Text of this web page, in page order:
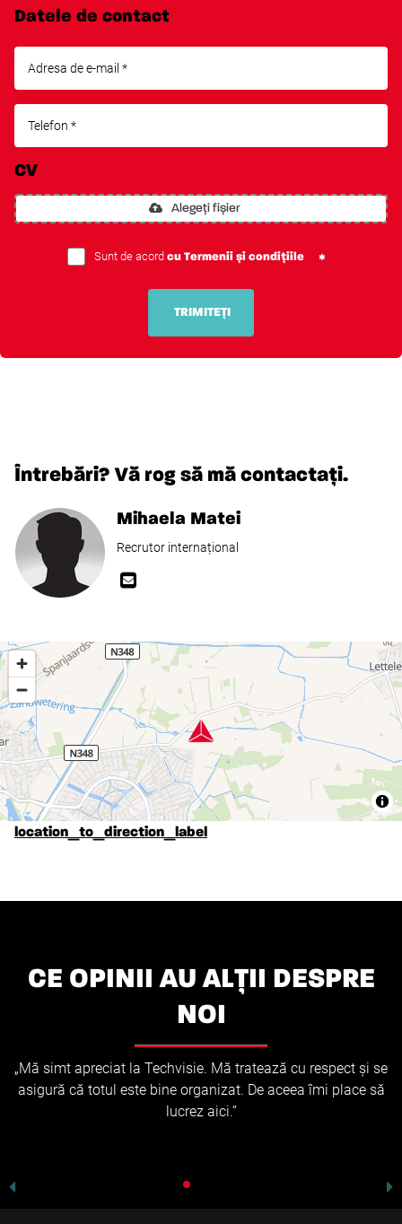
Datele de contact
CV
Alegeți fișier
Sunt de acord cu Termenii și condițiile
TRIMITEȚI
Întrebări? Vă rog să mă contactați.
Mihaela Matei
Recrutor internațional
location_to_direction_label
CE OPINII AU ALȚII DESPRE
NOI
„Mă simt apreciat la Techvisie. Mă tratează cu respect și se
asigură că totul este bine organizat. De aceea îmi place să
lucrez aici.”